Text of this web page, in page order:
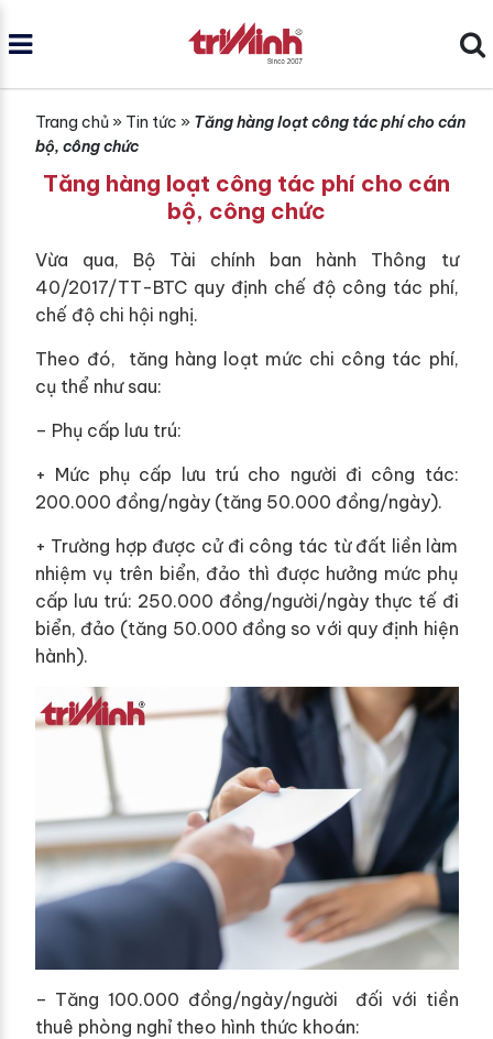
Trang chủ» Tin tức » Tăng hàng loạt công tác phí cho cán
bộ, công chức
Tăng hàng loạt công tác phí cho cán
bộ, công chức
Vừa qua, Bộ Tài chính ban hành Thông tư
40/2017/TT-BTC quy định chế độ công tác phí,
chế độ chi hội nghị.
Theo đó, tăng hàng loạt mức chi công tác phí,
cụ thể như sau:
– Phụ cấp lưu trú:
+ Mức phụ cấp lưu trú cho người đi công tác:
200.000 đồng/ngày (tăng 50.000 đồng/ngày).
+ Trường hợp được cử đi công tác từ đất liền làm
nhiệm vụ trên biển, đảo thì được hưởng mức phụ
cấp lưu trú: 250.000 đồng/người/ngày thực tế đi
biển, đảo (tăng 50.000 đồng so với quy định hiện
hành).
– Tăng 100.000 đồng/ngày/người đối với tiền
thuê phòng nghỉ theo hình thức khoán: